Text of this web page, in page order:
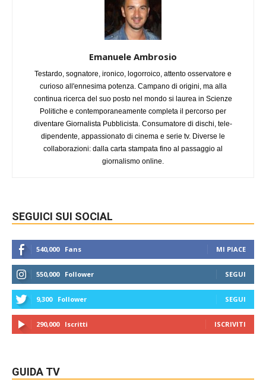
Emanuele Ambrosio
Testardo, sognatore, ironico, logorroico, attento osservatore e
curioso all'ennesima potenza. Campano di origini, ma alla
continua ricerca del suo posto nel mondo si laurea in Scienze
Politiche e contemporaneamente completa il percorso per
diventare Giornalista Pubblicista. Consumatore di dischi, tele-
dipendente, appassionato di cinema e serie tv. Diverse le
collaborazioni: dalla carta stampata fino al passaggio al
giornalismo online.
SEGUICI SUI SOCIAL
540,000 Fans MI PIACE
550,000 Follower SEGUI
9,300 Follower SEGUI
290,000 Iscritti ISCRIVITI
GUIDA TV